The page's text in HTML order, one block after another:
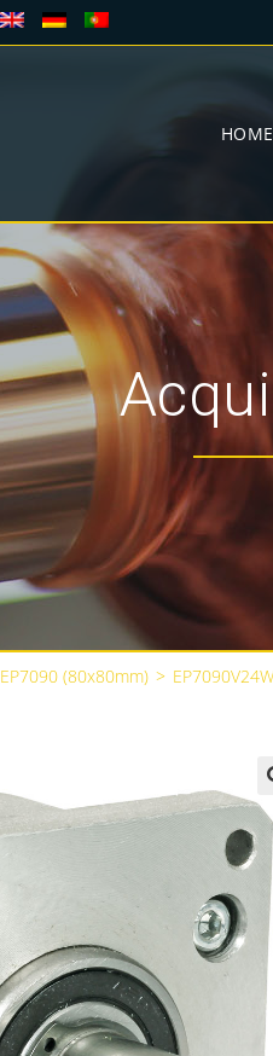
HOME
EP7090 (80x80mm) >
🔍